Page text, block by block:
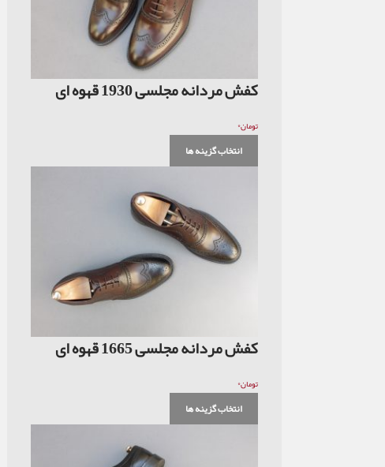
کفش مردانه مجلسی 1930 قهوه ای
تومان۰
انتخاب گزینه ها
کفش مردانه مجلسی 1665 قهوه ای
تومان۰
انتخاب گزینه ها